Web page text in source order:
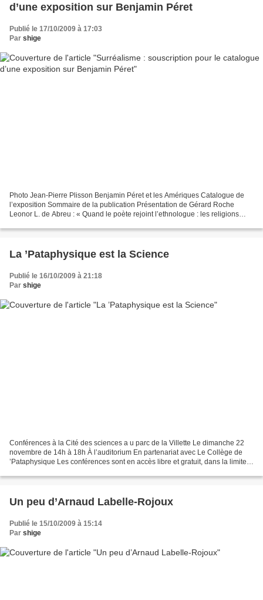
d’une exposition sur Benjamin Péret
Publié le 17/10/2009 à 17:03
Par shige
Photo Jean-Pierre Plisson Benjamin Péret et les Amériques Catalogue de
l’exposition Sommaire de la publication Présentation de Gérard Roche
Leonor L. de Abreu : « Quand le poète rejoint l’ethnologue : les religions
La ’Pataphysique est la Science
Publié le 16/10/2009 à 21:18
Par shige
Conférences à la Cité des sciences a u parc de la Villette Le dimanche 22
novembre de 14h à 18h À l’auditorium En partenariat avec Le Collège de
’Pataphysique Les conférences sont en accès libre et gratuit, dans la limite
Un peu d’Arnaud Labelle-Rojoux
Publié le 15/10/2009 à 15:14
Par shige